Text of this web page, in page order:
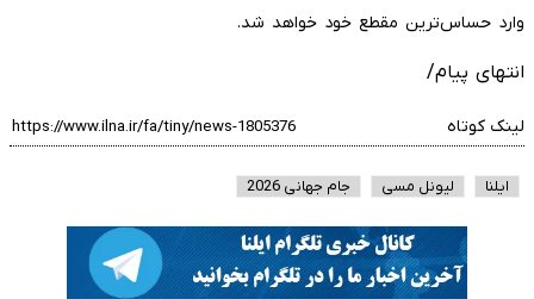
وارد حساس‌ترین مقطع خود خواهد شد.
انتهای پیام/
لینک کوتاه
ایلنا لیونل مسی جام جهانی 2026